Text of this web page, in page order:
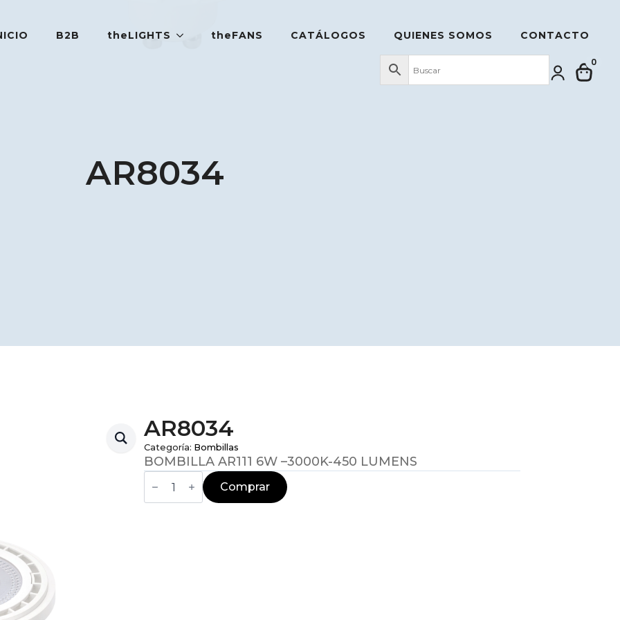
B2B theLIGHTS theFANS CATÁLOGOS QUIENES SOMOS CONTACTO
0
AR8034
AR8034
Categoría: Bombillas
BOMBILLA AR111 6W –3000K-450 LUMENS
AR8034
cantidad
Comprar